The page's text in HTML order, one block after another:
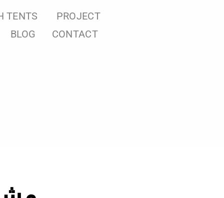
TENTS
PROJECT
BLOG
CONTACT